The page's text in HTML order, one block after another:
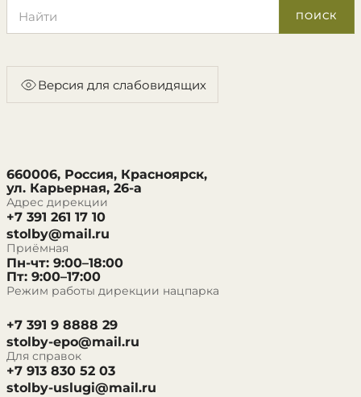
ПОИСК
Версия для слабовидящих
660006, Россия, Красноярск,
ул. Карьерная, 26-а
Адрес дирекции
+7 391 261 17 10
stolby@mail.ru
Приёмная
Пн-чт: 9:00–18:00
Пт: 9:00–17:00
Режим работы дирекции нацпарка
+7 391 9 8888 29
stolby-epo@mail.ru
Для справок
+7 913 830 52 03
stolby-uslugi@mail.ru